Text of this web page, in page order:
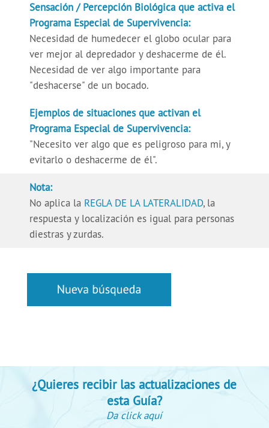
Sensación / Percepción Biológica que activa el
Programa Especial de Supervivencia:
Necesidad de humedecer el globo ocular para
ver mejor al depredador y deshacerme de él.
Necesidad de ver algo importante para
"deshacerse" de un bocado.
Ejemplos de situaciones que activan el
Programa Especial de Supervivencia:
"Necesito ver algo que es peligroso para mi, y
evitarlo o deshacerme de él".
Nota:
No aplica la REGLA DE LA LATERALIDAD, la
respuesta y localización es igual para personas
diestras y zurdas.
¿Quieres recibir las actualizaciones de
esta Guía?
Da click aquí